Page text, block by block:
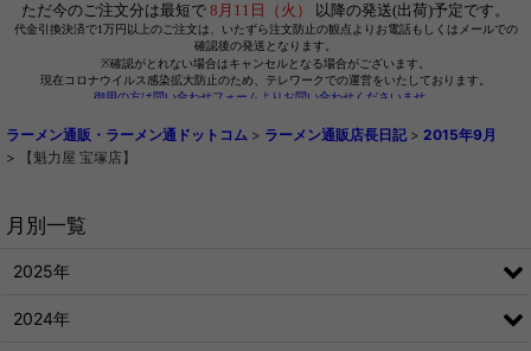
ラーメン通販・ラーメン通ドットコム > ラーメン通販店長日記 > 2015年9月
>
【魁力屋 宝塚店】
月別一覧
2025年
2024年